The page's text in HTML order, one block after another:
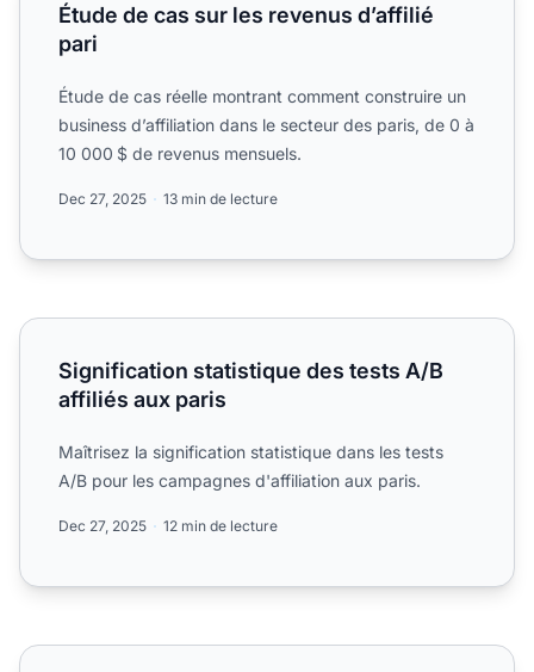
Étude de cas sur les revenus d’affilié
pari
Étude de cas réelle montrant comment construire un
business d’affiliation dans le secteur des paris, de 0 à
10 000 $ de revenus mensuels.
Dec 27, 2025 13 min de lecture
Signification statistique des tests A/B affiliés aux paris
Signification statistique des tests A/B
affiliés aux paris
Maîtrisez la signification statistique dans les tests
A/B pour les campagnes d'affiliation aux paris.
Dec 27, 2025 12 min de lecture
États américains sans paris sportifs légaux